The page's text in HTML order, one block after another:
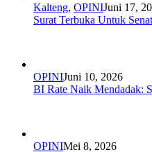
Kalteng, OPINIJuni 17,
Surat Terbuka Untuk
OPINIJuni 10, 2026
BI Rate Naik Mendadak:
OPINIMei 8, 2026